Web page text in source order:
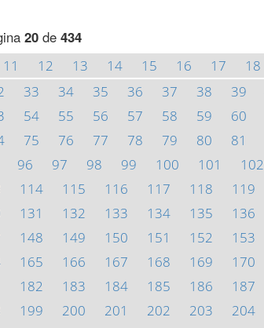
20 de 434
11 12 13 14 15 16 17 18
33 34 35 36 37 38 39
54 55 56 57 58 59 60
75 76 77 78 79 80 81
96 97 98 99 100 101 102
114 115 116 117 118 119
131 132 133 134 135 136
148 149 150 151 152 153
165 166 167 168 169 170
182 183 184 185 186 187
199 200 201 202 203 204